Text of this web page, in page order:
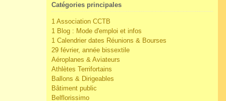
Catégories principales
1 Association CCTB
1 Blog : Mode d'emploi et infos
1 Calendrier dates Réunions & Bourses
29 février, année bissextile
Aéroplanes & Aviateurs
Athlètes Terrifortains
Ballons & Dirigeables
Bâtiment public
Belflorissimo